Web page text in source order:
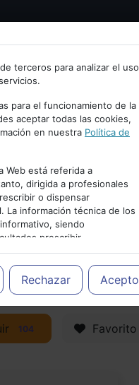
Cancelar
terceros para analizar el uso
para el funcionamiento de la
aceptar todas las cookies,
en nuestra Política de
Web está referida a
dirigida a profesionales
o dispensar
La información técnica de los
siendo
prescribir
el tratamiento más
Rechazar Acepto
104 Favorito